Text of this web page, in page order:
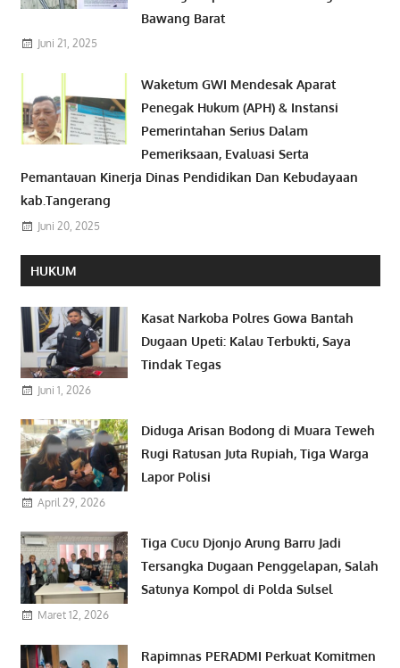
Bawang Barat
Juni 21, 2025
Waketum GWI Mendesak Aparat
Penegak Hukum (APH) & Instansi
Pemerintahan Serius Dalam
Pemeriksaan, Evaluasi Serta
Pemantauan Kinerja Dinas Pendidikan Dan Kebudayaan
kab.Tangerang
Juni 20, 2025
HUKUM
Kasat Narkoba Polres Gowa Bantah
Dugaan Upeti: Kalau Terbukti, Saya
Tindak Tegas
Juni 1, 2026
Diduga Arisan Bodong di Muara Teweh
Rugi Ratusan Juta Rupiah, Tiga Warga
Lapor Polisi
April 29, 2026
Tiga Cucu Djonjo Arung Barru Jadi
Tersangka Dugaan Penggelapan, Salah
Satunya Kompol di Polda Sulsel
Maret 12, 2026
Rapimnas PERADMI Perkuat Komitmen